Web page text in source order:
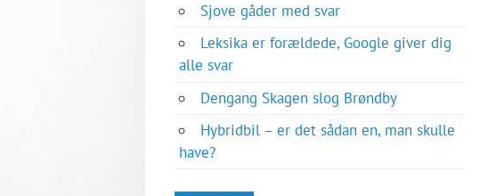
Sjove gåder med svar
Leksika er forældede, Google giver dig
alle svar
Dengang Skagen slog Brøndby
Hybridbil – er det sådan en, man skulle
have?